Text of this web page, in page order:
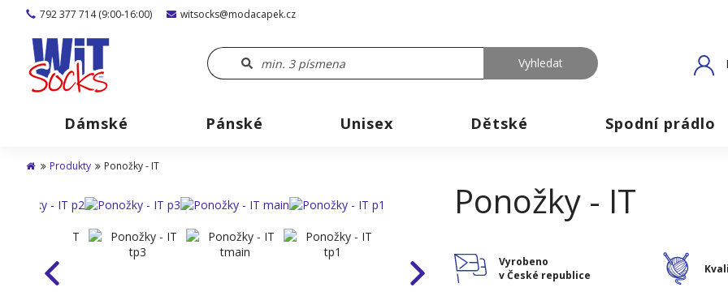
792 377 714 (9:00-16:00) witsocks@modacapek.cz
Dámské Pánské Unisex Dětské Spodní prádlo
Produkty Ponožky - IT
Ponožky - IT
Vyrobeno
v České republice